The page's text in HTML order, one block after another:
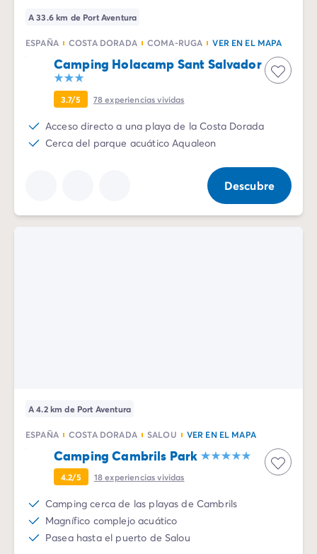
A 33.6 km de Port Aventura
ESPAÑA COSTA DORADA COMA-RUGA VER EN EL MAPA
Camping Holacamp Sant Salvador
3.7/5 78experiencias vividas
Acceso directo a una playa de la Costa Dorada
Cerca del parque acuático Aqualeon
Descubre
A 4.2 km de Port Aventura
ESPAÑA COSTA DORADA SALOU VER EN EL MAPA
Camping Cambrils Park
4.2/5 18experiencias vividas
Camping cerca de las playas de Cambrils
Magnífico complejo acuático
Pasea hasta el puerto de Salou